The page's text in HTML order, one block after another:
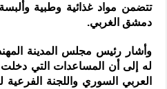
تتضمن مواد غذائية وطبية
دمشق الغربي.
وأشار رئيس مجلس المدينة
له إلى أن المساعدات التي دخلت
العربي السوري واللجنة الفرعية